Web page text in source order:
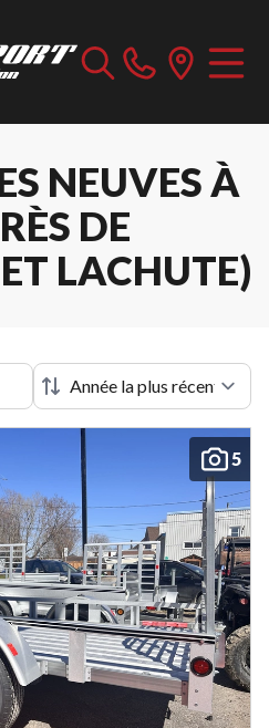
NEUVES À
DE
LACHUTE)
5